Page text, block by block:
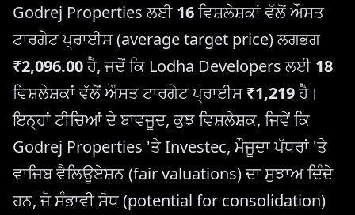
Godrej Properties ਲਈ 16ਵਿਸ਼ਲੇਸ਼ਕਾਂ ਵੱਲੋਂ ਔਸਤ
ਟਾਰਗੇਟ ਪ੍ਰਾਈਸ (average target price) ਲਗਭਗ
₹2,096.00ਹੈ, ਜਦੋਂ ਕਿ Lodha Developers ਲਈ 18
ਵਿਸ਼ਲੇਸ਼ਕਾਂ ਵੱਲੋਂ ਔਸਤ ਟਾਰਗੇਟ ਪ੍ਰਾਈਸ₹1,219ਹੈ।
ਇਨ੍ਹਾਂ ਟੀਚਿਆਂ ਦੇ ਬਾਵਜੂਦ, ਕੁਝ ਵਿਸ਼ਲੇਸ਼ਕ, ਜਿਵੇਂ ਕਿ
Godrej Properties 'ਤੇ Investec, ਮੌਜੂਦਾ ਪੱਧਰਾਂ 'ਤੇ
ਵਾਜਿਬ ਵੈਲਿਊਏਸ਼ਨ (fair valuations) ਦਾ ਸੁਝਾਅ ਦਿੰਦੇ
ਹਨ, ਜੋ ਸੰਭਾਵੀ ਸੋਧ (potential for consolidation)